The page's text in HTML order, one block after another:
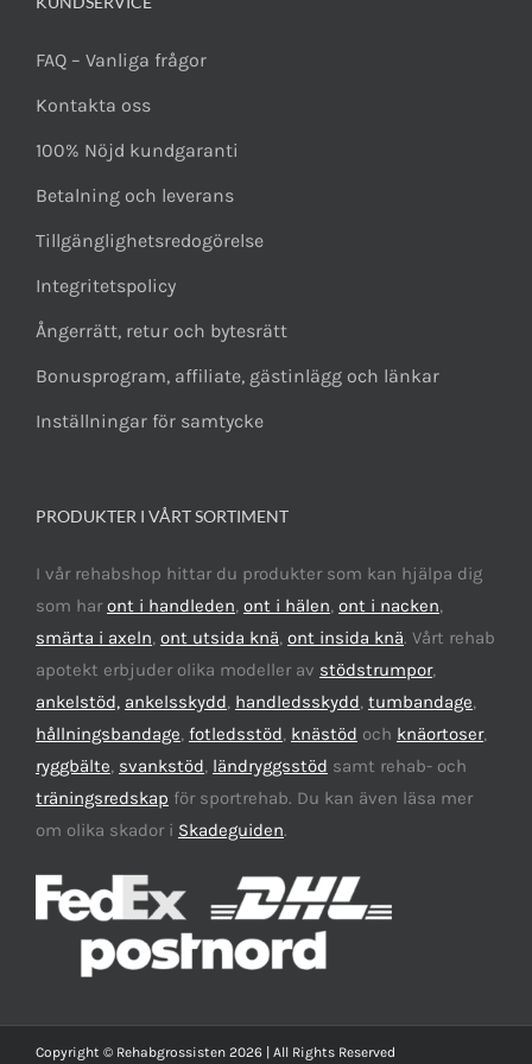
FAQ – Vanliga frågor
Kontakta oss
100% Nöjd kundgaranti
Betalning och leverans
Tillgänglighetsredogörelse
Integritetspolicy
Ångerrätt, retur och bytesrätt
Bonusprogram, affiliate, gästinlägg och länkar
Inställningar för samtycke
PRODUKTER I VÅRT SORTIMENT
I vår rehabshop hittar du produkter som kan hjälpa dig
som haront i handleden, ont i hälen, ont i nacken,
smärta i axeln, ont utsida knä, ont insida knä. Vårt rehab
apotekt erbjuder olika modeller av stödstrumpor,
ankelstöd, ankelsskydd, handledsskydd, tumbandage,
hållningsbandage, fotledsstöd, knästöd och knäortoser,
ryggbälte, svankstöd, ländryggsstöd samt rehab- och
träningsredskap för sportrehab. Du kan även läsa mer
om olika skador i Skadeguiden.
Copyright © Rehabgrossisten 2026 | All Rights Reserved